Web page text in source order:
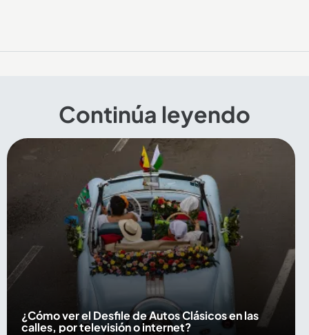
Continúa leyendo
¿Cómo ver el Desfile de Autos Clásicos en las
calles, por televisión o internet?